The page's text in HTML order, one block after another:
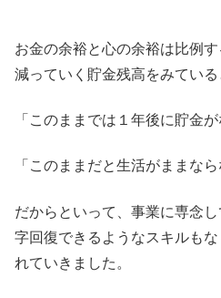
お金の余裕と心の余裕は比例
減っていく貯金残高をみている
「このままでは１年後に貯金
「このままだと生活がままなら
だからといって、事業に専念
字回復できるようなスキルも
れていきました。